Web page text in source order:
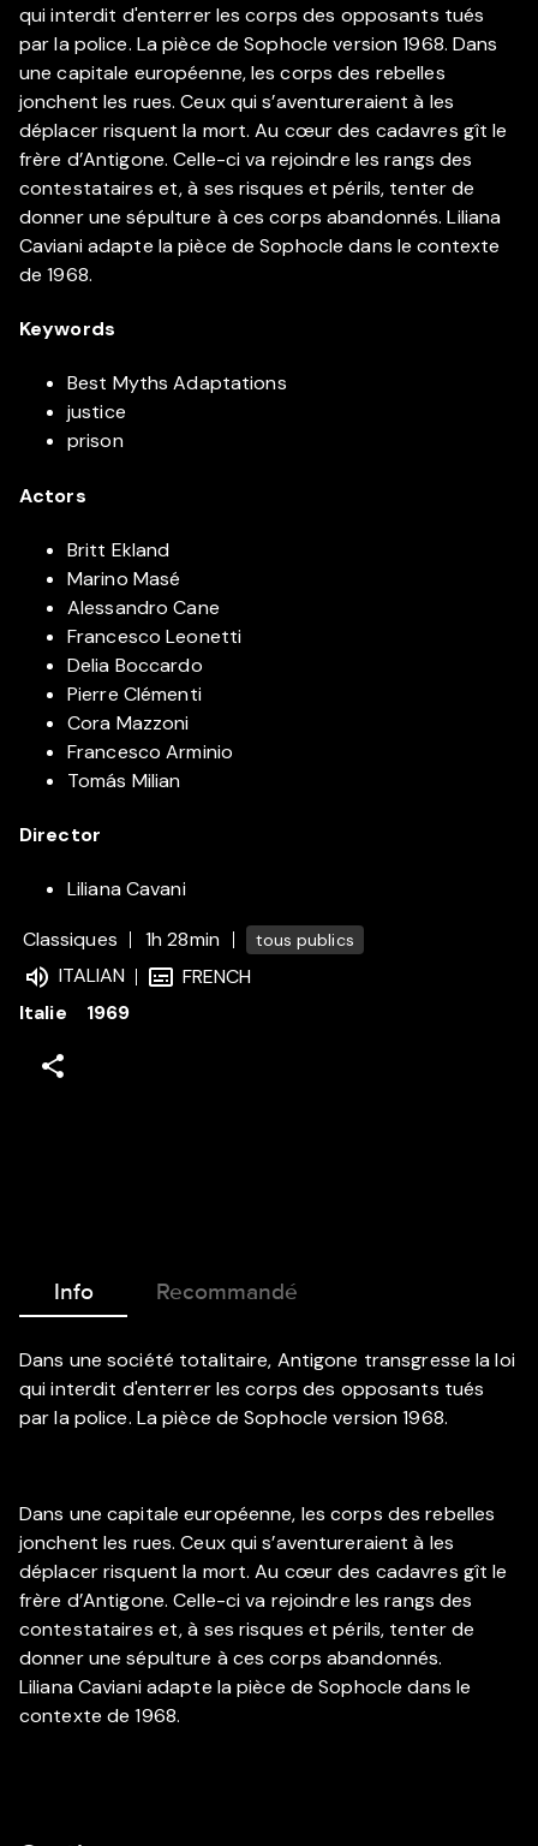
qui interdit d'enterrer les corps des opposants tués
par la police. La pièce de Sophocle version 1968. Dans
une capitale européenne, les corps des rebelles
jonchent les rues. Ceux qui s’aventureraient à les
déplacer risquent la mort. Au cœur des cadavres gît le
frère d’Antigone. Celle-ci va rejoindre les rangs des
contestataires et, à ses risques et périls, tenter de
donner une sépulture à ces corps abandonnés. Liliana
Caviani adapte la pièce de Sophocle dans le contexte
de 1968.
Keywords
Best Myths Adaptations
justice
prison
Actors
Britt Ekland
Marino Masé
Alessandro Cane
Francesco Leonetti
Delia Boccardo
Pierre Clémenti
Cora Mazzoni
Francesco Arminio
Tomás Milian
Director
Liliana Cavani
Classiques
1h 28min tous publics
ITALIAN
FRENCH
Italie
1969
Info Recommandé
Dans une société totalitaire, Antigone transgresse la loi
qui interdit d'enterrer les corps des opposants tués
par la police. La pièce de Sophocle version 1968.
Dans une capitale européenne, les corps des rebelles
jonchent les rues. Ceux qui s’aventureraient à les
déplacer risquent la mort. Au cœur des cadavres gît le
frère d’Antigone. Celle-ci va rejoindre les rangs des
contestataires et, à ses risques et périls, tenter de
donner une sépulture à ces corps abandonnés.
Liliana Caviani adapte la pièce de Sophocle dans le
contexte de 1968.